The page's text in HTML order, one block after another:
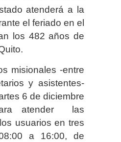
atenderá a la
el feriado en el
los 482 años de
misionales -entre
y asistentes-
6 de diciembre
atender las
usuarios en tres
a 16:00, de